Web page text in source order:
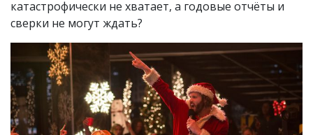
катастрофически не хватает, а годовые отчёты и
сверки не могут ждать?